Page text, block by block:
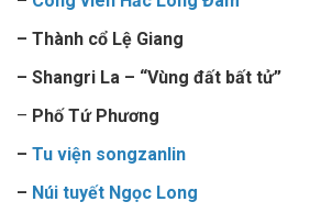
– Thành cổ Lệ Giang
– Shangri La – “Vùng đất bất tử”
– Phố Tứ Phương
– Tu viện songzanlin
– Núi tuyết Ngọc Long